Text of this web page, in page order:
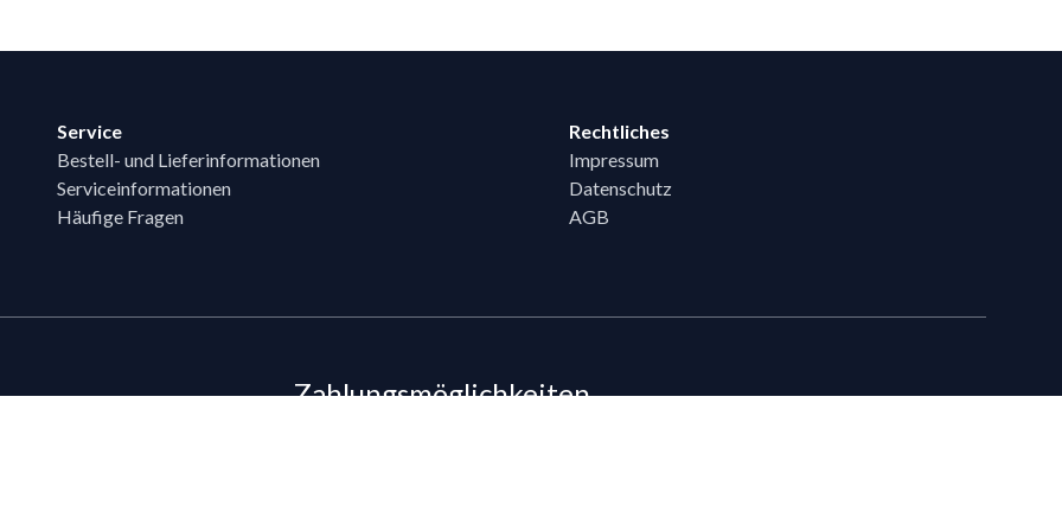
Service
Bestell- und Lieferinformationen
Serviceinformationen
Häufige Fragen
Rechtliches
Impressum
Datenschutz
AGB
Zahlungsmöglichkeiten